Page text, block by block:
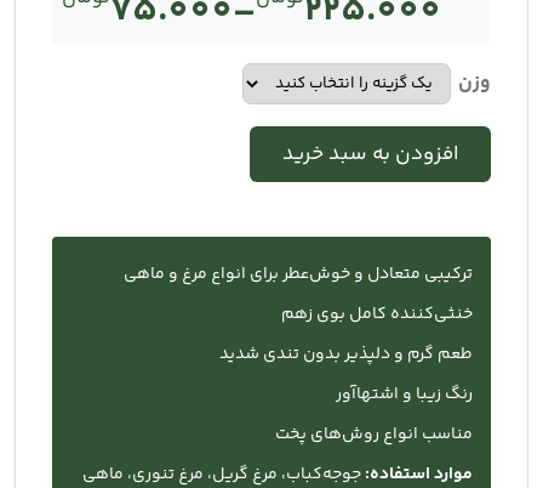
تومان225.000
وزن
افزودن به سبد خرید
ترکیبی متعادل و خوش‌عطر برای انواع مرغ و ماهی
خنثی‌کننده کامل بوی زهم
طعم گرم و دلپذیر بدون تندی شدید
رنگ زیبا و اشتها‌آور
مناسب انواع روش‌های پخت
موارد استفاده:جوجه‌کباب، مرغ گریل، مرغ تنوری، ماهی